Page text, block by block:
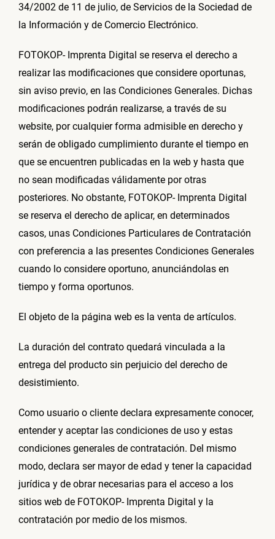
34/2002 de 11 de julio, de Servicios de la Sociedad de
la Información y de Comercio Electrónico.
FOTOKOP- Imprenta Digital se reserva el derecho a
realizar las modificaciones que considere oportunas,
sin aviso previo, en las Condiciones Generales. Dichas
modificaciones podrán realizarse, a través de su
website, por cualquier forma admisible en derecho y
serán de obligado cumplimiento durante el tiempo en
que se encuentren publicadas en la web y hasta que
no sean modificadas válidamente por otras
posteriores. No obstante, FOTOKOP- Imprenta Digital
se reserva el derecho de aplicar, en determinados
casos, unas Condiciones Particulares de Contratación
con preferencia a las presentes Condiciones Generales
cuando lo considere oportuno, anunciándolas en
tiempo y forma oportunos.
El objeto de la página web es la venta de artículos.
La duración del contrato quedará vinculada a la
entrega del producto sin perjuicio del derecho de
desistimiento.
Como usuario o cliente declara expresamente conocer,
entender y aceptar las condiciones de uso y estas
condiciones generales de contratación. Del mismo
modo, declara ser mayor de edad y tener la capacidad
jurídica y de obrar necesarias para el acceso a los
sitios web de FOTOKOP- Imprenta Digital y la
contratación por medio de los mismos.